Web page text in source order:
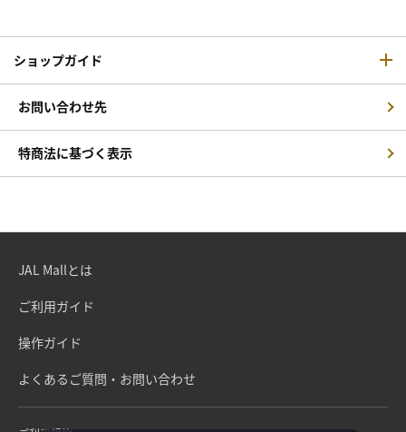
ショップガイド
お問い合わせ先
特商法に基づく表示
JAL Mallとは
ご利用ガイド
操作ガイド
よくあるご質問・お問い合わせ